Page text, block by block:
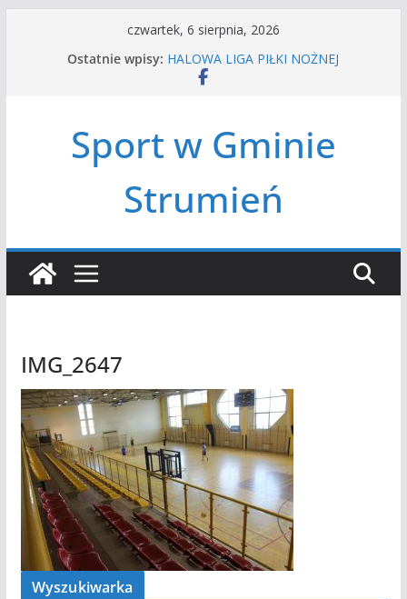
czwartek, 6 sierpnia, 2026
Ostatnie wpisy: HALOWA LIGA PIŁKI NOŻNEJ
LATO W MIEŚCIE’2026
Czwórbój lekkoatletyczny
Sport w Gminie
Strumień
IMG_2647
Wyszukiwarka